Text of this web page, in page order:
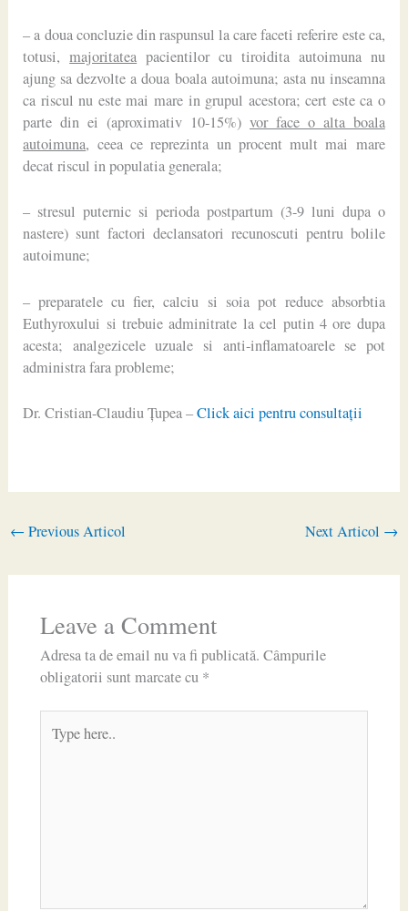
– a doua concluzie din raspunsul la care faceti referire este ca,
totusi,majoritatea pacientilor cu tiroidita autoimuna nu
ajung sa dezvolte a doua boala autoimuna; asta nu inseamna
ca riscul nu este mai mare in grupul acestora; cert este ca o
parte din ei (aproximativ 10-15%) vor face o alta boala
autoimuna, ceea ce reprezinta un procent mult mai mare
decat riscul in populatia generala;
– stresul puternic si perioda postpartum (3-9 luni dupa o
nastere) sunt factori declansatori recunoscuti pentru bolile
autoimune;
– preparatele cu fier, calciu si soia pot reduce absorbtia
Euthyroxului si trebuie adminitrate la cel putin 4 ore dupa
acesta; analgezicele uzuale si anti-inflamatoarele se pot
administra fara probleme;
Dr. Cristian-Claudiu Ţupea –Click aici pentru consultaţii
← Previous Articol Next Articol →
Leave a Comment
Adresa ta de email nu va fi publicată. Câmpurile
obligatorii sunt marcate cu *
here..